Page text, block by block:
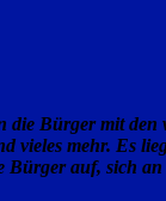
die Bürger mit den
mehr. Es
Bürger auf, sich